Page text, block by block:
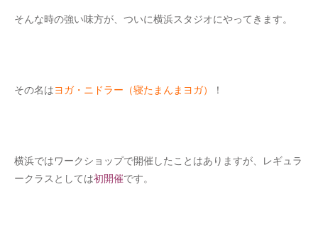
そんな時の強い味方が、ついに横浜スタジオにやってきます。
その名はヨガ・ニドラー（寝たまんまヨガ） ！
横浜ではワークショップで開催したことはありますが、レギュラ
ークラスとしては初開催です。